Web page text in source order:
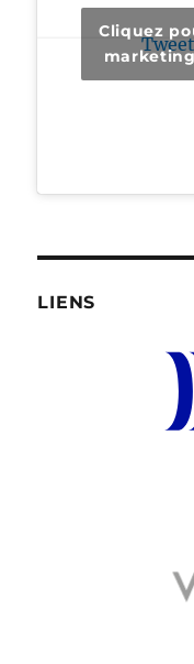
Cliquez
LIENS